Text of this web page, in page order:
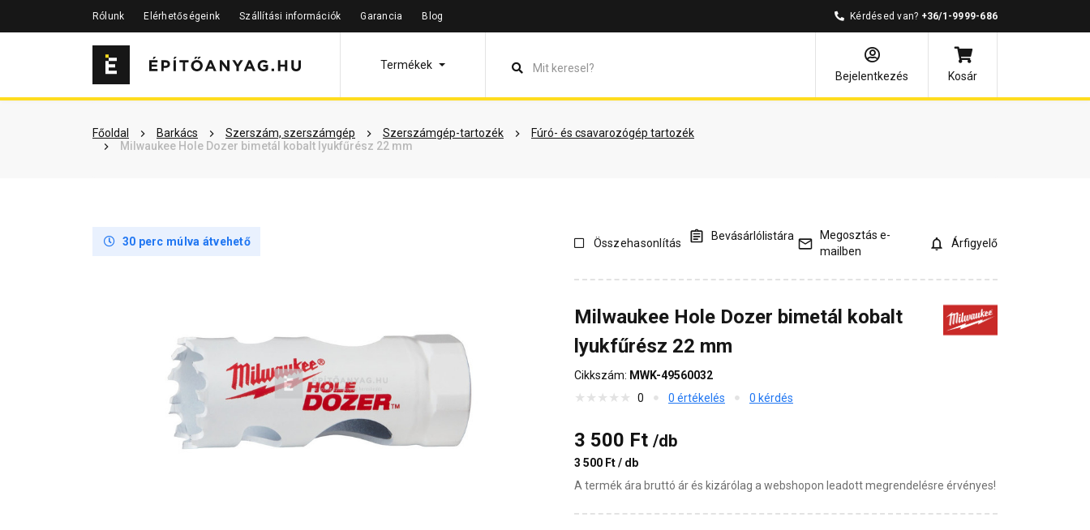
Rólunk Elérhetőségeink Szállítási információk Garancia Blog Kérdésed van? +36/1-9999-686
Termékek
Bejelentkezés
Kosár
Főoldal Barkács Szerszám, szerszámgép Szerszámgép-tartozék
Fúró- és csavarozógép tartozék
Milwaukee Hole Dozer bimetál kobalt lyukfűrész 22 mm
Szükséged lehet rá Részletes leírás Termékinformáció Dokumentumok Vásárlói vélemények Kérdések és válaszok
30 perc múlva átvehető Összehasonlítás
Bevásárlólistára
Megosztás e-
mailben
Árfigyelő
Milwaukee Hole Dozer bimetál kobalt
lyukfűrész 22 mm
Cikkszám: MWK-49560032
0
0 értékelés 0 kérdés
3 500 Ft /db
3 500 Ft / db
A termék ára bruttó ár és kizárólag a webshopon leadott megrendelésre érvényes!